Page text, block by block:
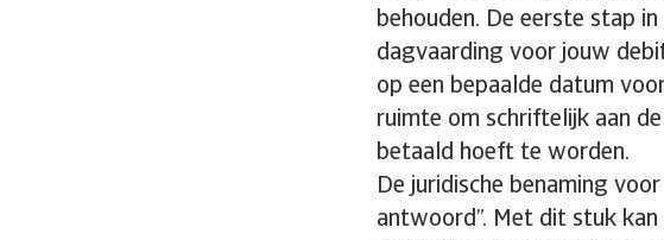
behouden. De eerste stap
dagvaarding voor jouw
op een bepaalde datum
ruimte om schriftelijk aan
betaald hoeft te worden.
De juridische benaming
antwoord”. Met dit stuk